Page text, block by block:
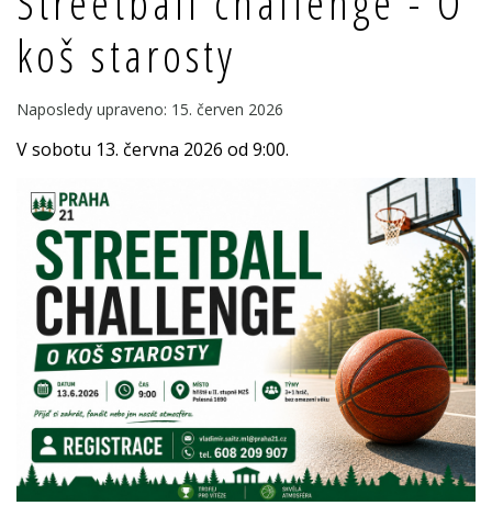
koš starosty
Naposledy upraveno: 15. červen 2026
V sobotu 13. června 2026 od 9:00.